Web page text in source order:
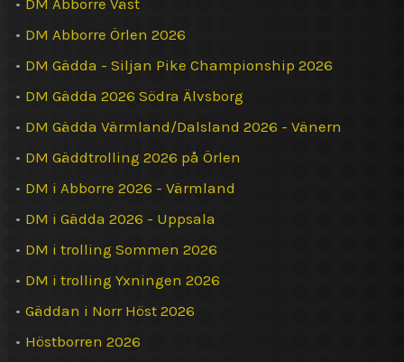
• DM Abborre Väst
• DM Abborre Örlen 2026
• DM Gädda - Siljan Pike Championship 2026
• DM Gädda 2026 Södra Älvsborg
• DM Gädda Värmland/Dalsland 2026 - Vänern
• DM Gäddtrolling 2026 på Örlen
• DM i Abborre 2026 - Värmland
• DM i Gädda 2026 - Uppsala
• DM i trolling Sommen 2026
• DM i trolling Yxningen 2026
• Gäddan i Norr Höst 2026
• Höstborren 2026